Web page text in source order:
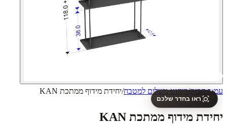
✨
ראו בחדר שלכם
עמוד הבית/ריהוט משלים למטבח/יחידת מידוף ממתכת KAN
יחידת מידוף ממתכת KAN